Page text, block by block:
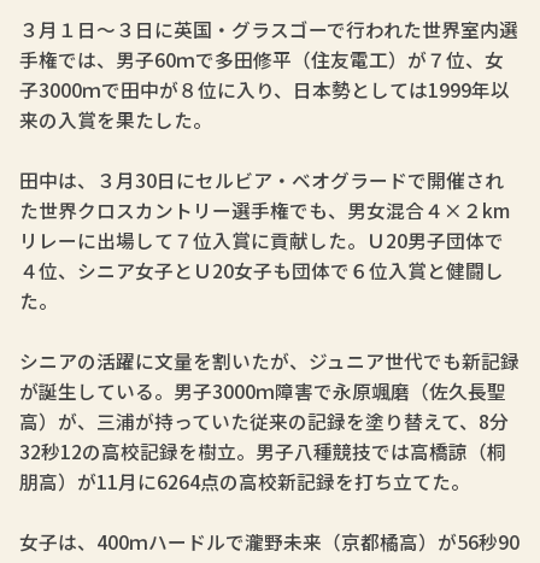
３月１日～３日に英国・グラスゴーで行われた世界室内選
手権では、男子60ｍで多田修平（住友電工）が７位、女
子3000ｍで田中が８位に入り、日本勢としては1999年以
来の入賞を果たした。
田中は、３月30日にセルビア・ベオグラードで開催され
た世界クロスカントリー選手権でも、男女混合４×２km
リレーに出場して７位入賞に貢献した。Ｕ20男子団体で
４位、シニア女子とＵ20女子も団体で６位入賞と健闘し
た。
シニアの活躍に文量を割いたが、ジュニア世代でも新記録
が誕生している。男子3000ｍ障害で永原颯磨（佐久長聖
高）が、三浦が持っていた従来の記録を塗り替えて、8分
32秒12の高校記録を樹立。男子八種競技では高橋諒（桐
朋高）が11月に6264点の高校新記録を打ち立てた。
女子は、400ｍハードルで瀧野未来（京都橘高）が56秒90